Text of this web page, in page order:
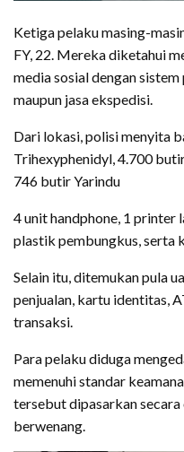
Ketiga pelaku masing-
FY, 22. Mereka diketahui
media sosial dengan
maupun jasa ekspedisi.
Dari lokasi, polisi menyita
Trihexyphenidyl, 4.700
746 butir Yarindu
4 unit handphone, 1 printer
plastik pembungkus, serta
Selain itu, ditemukan pula
penjualan, kartu identitas,
transaksi.
Para pelaku diduga
memenuhi standar
tersebut dipasarkan
berwenang.